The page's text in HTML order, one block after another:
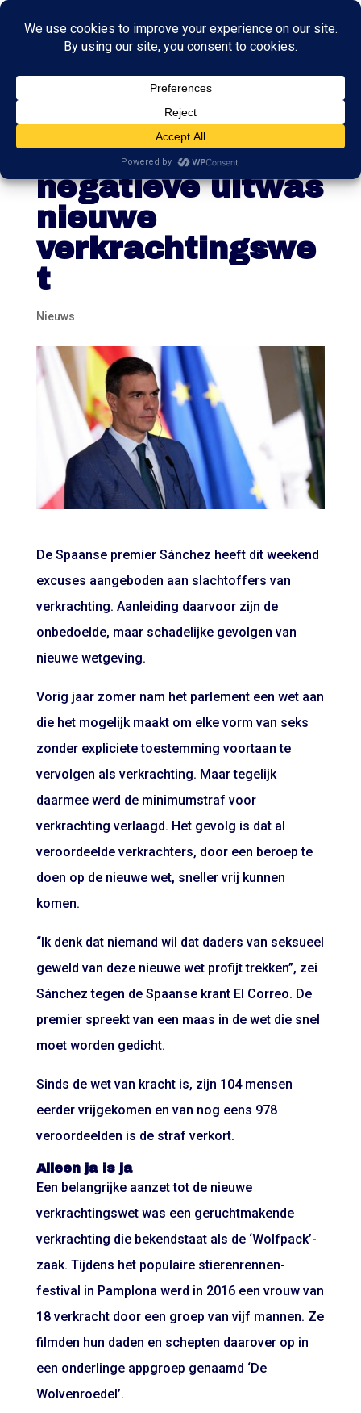
Sánchez zegt
sorry voor
negatieve uitwas
nieuwe
verkrachtingswe
t
Nieuws
De Spaanse premier Sánchez heeft dit weekend
excuses aangeboden aan slachtoffers van
verkrachting. Aanleiding daarvoor zijn de
onbedoelde, maar schadelijke gevolgen van
nieuwe wetgeving.
Vorig jaar zomer nam het parlement een wet aan
die het mogelijk maakt om elke vorm van seks
zonder expliciete toestemming voortaan te
vervolgen als verkrachting. Maar tegelijk
daarmee werd de minimumstraf voor
verkrachting verlaagd. Het gevolg is dat al
veroordeelde verkrachters, door een beroep te
doen op de nieuwe wet, sneller vrij kunnen
komen.
“Ik denk dat niemand wil dat daders van seksueel
geweld van deze nieuwe wet profijt trekken”, zei
Sánchez tegen de Spaanse krant El Correo. De
premier spreekt van een maas in de wet die snel
moet worden gedicht.
Sinds de wet van kracht is, zijn 104 mensen
eerder vrijgekomen en van nog eens 978
veroordeelden is de straf verkort.
Alleen ja is ja
Een belangrijke aanzet tot de nieuwe
verkrachtingswet was een geruchtmakende
verkrachting die bekendstaat als de ‘Wolfpack’-
zaak. Tijdens het populaire stierenrennen-
festival in Pamplona werd in 2016 een vrouw van
18 verkracht door een groep van vijf mannen. Ze
filmden hun daden en schepten daarover op in
een onderlinge appgroep genaamd ‘De
Wolvenroedel’.